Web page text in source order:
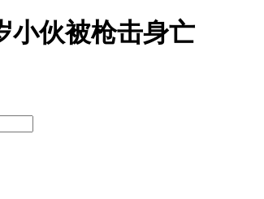
小伙被枪击身亡